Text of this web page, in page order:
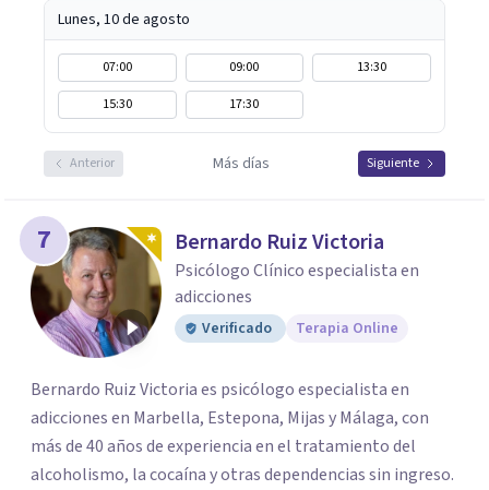
Lunes, 10 de agosto
07:00 09:00
13:30
15:30
17:30
Anterior Más días Siguiente
7 Bernardo Ruiz Victoria
Psicólogo Clínico especialista en
adicciones
Verificado Terapia Online
Bernardo Ruiz Victoria es psicólogo especialista en
adicciones en Marbella, Estepona, Mijas y Málaga, con
más de 40 años de experiencia en el tratamiento del
alcoholismo, la cocaína y otras dependencias sin ingreso.